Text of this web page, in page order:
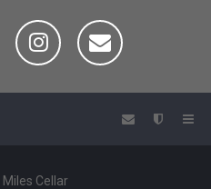
Miles Cellar